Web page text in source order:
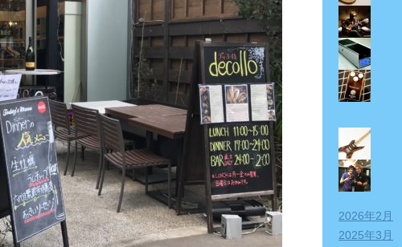
2026年2月
2025年3月